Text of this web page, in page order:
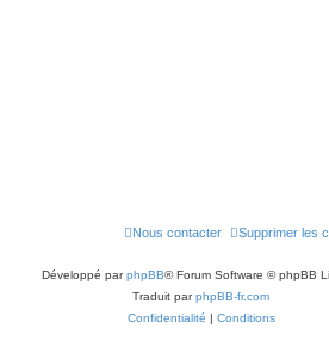
Supprimer les
Nous contacter
Développé parphpBB® Forum Software © phpBB
Traduit parphpBB-fr.com
Confidentialité | Conditions